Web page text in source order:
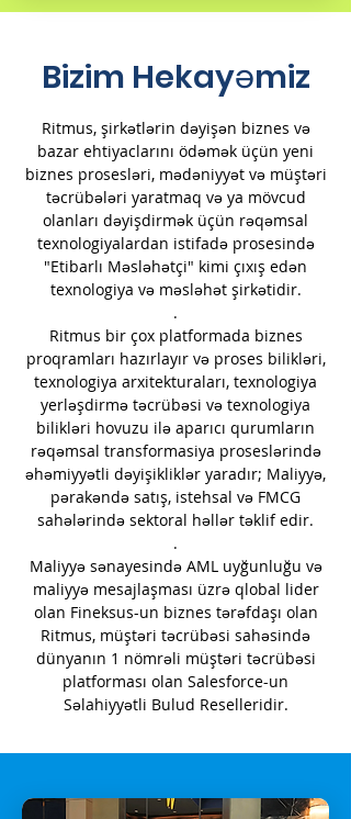
Bizim Hekayəmiz
Ritmus, şirkətlərin dəyişən biznes və
bazar ehtiyaclarını ödəmək üçün yeni
biznes prosesləri, mədəniyyət və müştəri
təcrübələri yaratmaq və ya mövcud
olanları dəyişdirmək üçün rəqəmsal
texnologiyalardan istifadə prosesində
"Etibarlı Məsləhətçi" kimi çıxış edən
texnologiya və məsləhət şirkətidir.
.
Ritmus bir çox platformada biznes
proqramları hazırlayır və proses bilikləri,
texnologiya arxitekturaları, texnologiya
yerləşdirmə təcrübəsi və texnologiya
bilikləri hovuzu ilə aparıcı qurumların
rəqəmsal transformasiya proseslərində
əhəmiyyətli dəyişikliklər yaradır; Maliyyə,
pərakəndə satış, istehsal və FMCG
sahələrində sektoral həllər təklif edir.
.
Maliyyə sənayesində AML uyğunluğu və
maliyyə mesajlaşması üzrə qlobal lider
olan Fineksus-un biznes tərəfdaşı olan
Ritmus, müştəri təcrübəsi sahəsində
dünyanın 1 nömrəli müştəri təcrübəsi
platforması olan Salesforce-un
Səlahiyyətli Bulud Reselleridir.